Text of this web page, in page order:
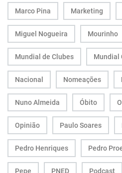
Marco Pina Marketing
Miguel Nogueira Mourinho
Mundial de Clubes Mundial
Nacional Nomeações
Nuno Almeida Óbito
Opinião Paulo Soares
Pedro Henriques Pedro
Pepe PNED Podcast